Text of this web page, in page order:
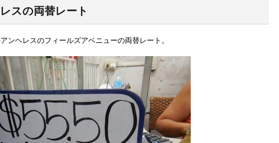
スの両替レート
ンヘレスのフィールズアベニューの両替レート。